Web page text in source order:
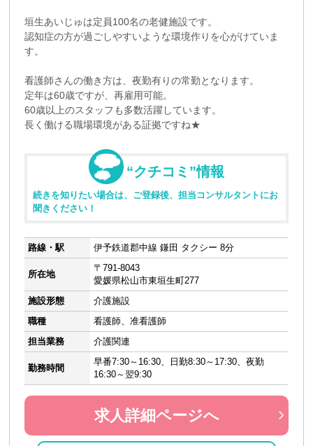
垣生あいじゅは定員100名の老健施設です。
認知症の方が過ごしやすいような環境作りを心がけていま
す。
看護師さんの働き方は、夜勤有りの常勤となります。
定年は60歳ですが、再雇用可能。
60歳以上のスタッフも多数活躍しています。
長く働ける職場環境がある証拠ですね★
“クチコミ”情報
続きを知りたい場合は、ご登録後、担当コンサルタントにお
聞きください！
路線・駅 伊予鉄道郡中線 鎌田 タクシー 8分
所在地
〒791-8043
愛媛県松山市東垣生町277
施設形態
介護施設
職種
看護師、准看護師
担当業務
介護関連
勤務時間
早番7:30～16:30、日勤8:30～17:30、夜勤
16:30～翌9:30
求人詳細ページへ